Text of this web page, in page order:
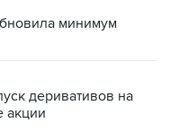
минимум
деривативов на
акции